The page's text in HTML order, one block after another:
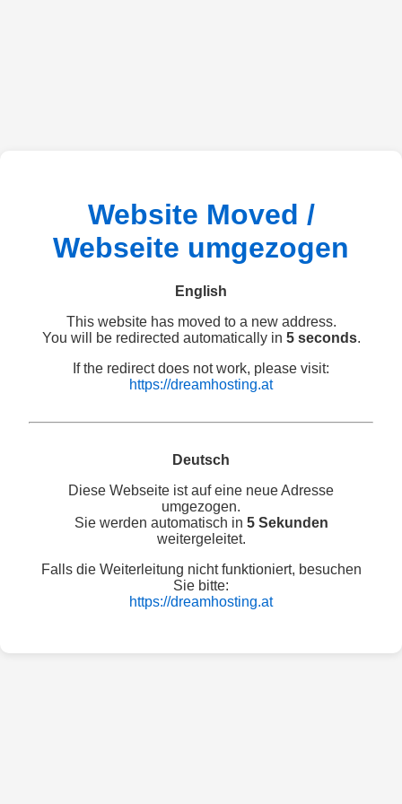
Website Moved /
Webseite umgezogen
English
This website has moved to a new address.
You will be redirected automatically in 5 seconds.
If the redirect does not work, please visit:
https://dreamhosting.at
Deutsch
Diese Webseite ist auf eine neue Adresse
umgezogen.
Sie werden automatisch in 5 Sekunden
weitergeleitet.
Falls die Weiterleitung nicht funktioniert, besuchen
Sie bitte:
https://dreamhosting.at